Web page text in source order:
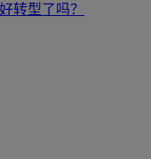
转型了吗？